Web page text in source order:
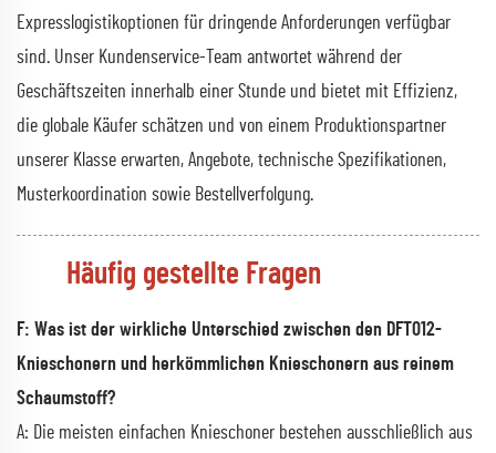
Expresslogistikoptionen für dringende Anforderungen verfügbar
sind. Unser Kundenservice-Team antwortet während der
Geschäftszeiten innerhalb einer Stunde und bietet mit Effizienz,
die globale Käufer schätzen und von einem Produktionspartner
unserer Klasse erwarten, Angebote, technische Spezifikationen,
Musterkoordination sowie Bestellverfolgung.
Häufig gestellte Fragen
F: Was ist der wirkliche Unterschied zwischen den DFT012-
Knieschonern und herkömmlichen Knieschonern aus reinem
Schaumstoff?
A: Die meisten einfachen Knieschoner bestehen ausschließlich aus